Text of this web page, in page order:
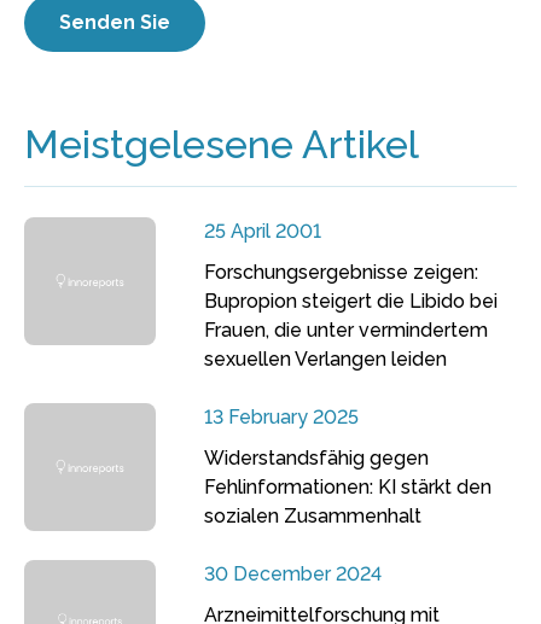
Meistgelesene Artikel
25 April 2001
Forschungsergebnisse zeigen:
Bupropion steigert die Libido bei
Frauen, die unter vermindertem
sexuellen Verlangen leiden
13 February 2025
Widerstandsfähig gegen
Fehlinformationen: KI stärkt den
sozialen Zusammenhalt
30 December 2024
Arzneimittelforschung mit